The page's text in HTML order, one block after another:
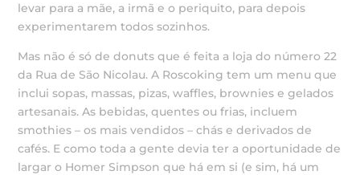
levar para a mãe, a irmã e o periquito, para depois
experimentarem todos sozinhos.
Mas não é só de donuts que é feita a loja do número 22
da Rua de São Nicolau. A Roscoking tem um menu que
inclui sopas, massas, pizas, waffles, brownies e gelados
artesanais. As bebidas, quentes ou frias, incluem
smothies – os mais vendidos – chás e derivados de
cafés. E como toda a gente devia ter a oportunidade de
largar o Homer Simpson que há em si (e sim, há um